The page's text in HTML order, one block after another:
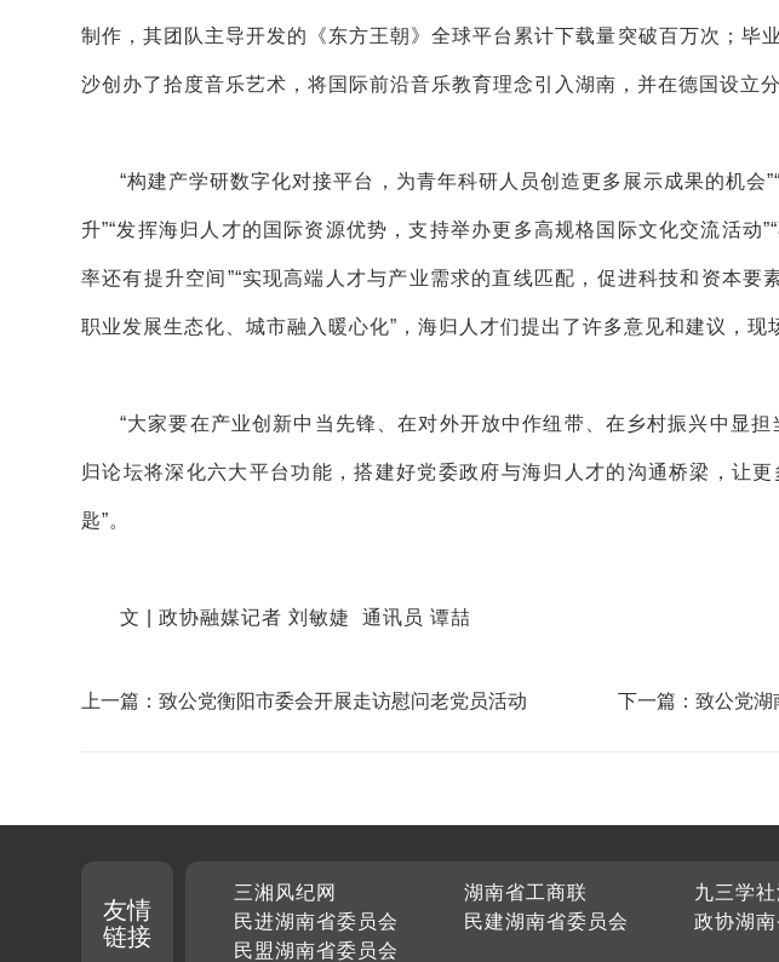
制作，其团队主导开发的《东方王朝》全球平台累计下载量突破百万次；毕
沙创办了拾度音乐艺术，将国际前沿音乐教育理念引入湖南，并在德国设立
“构建产学研数字化对接平台，为青年科研人员创造更多展示成果的机会
升”“发挥海归人才的国际资源优势，支持举办更多高规格国际文化交流活动
率还有提升空间”“实现高端人才与产业需求的直线匹配，促进科技和资本要
职业发展生态化、城市融入暖心化”，海归人才们提出了许多意见和建议，现
“大家要在产业创新中当先锋、在对外开放中作纽带、在乡村振兴中显
归论坛将深化六大平台功能，搭建好党委政府与海归人才的沟通桥梁，让更
匙”。
文 | 政协融媒记者 刘敏婕 通讯员 谭喆
上一篇：致公党衡阳市委会开展走访慰问老党员活动
下一篇：致公党湖
友情
链接
三湘风纪网 湖南省工商联 九三学
民进湖南省委员会
民建湖南省委员会 政协湖
民盟湖南省委员会